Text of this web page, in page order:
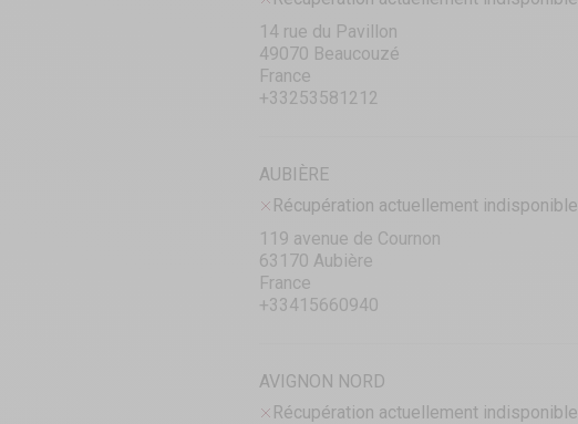
14 rue du Pavillon
49070 Beaucouzé
France
+33253581212
AUBIÈRE
Récupération actuellement indisponible
119 avenue de Cournon
63170 Aubière
France
+33415660940
AVIGNON NORD
Récupération actuellement indisponible